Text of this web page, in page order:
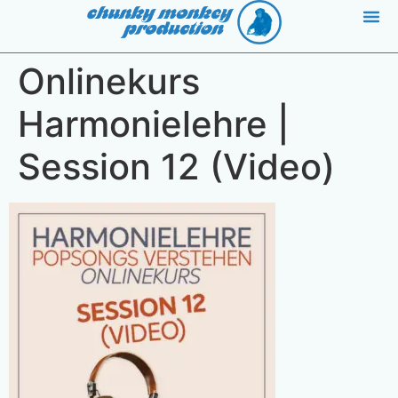
Onlinekurs
Harmonielehre |
Session 12 (Video)